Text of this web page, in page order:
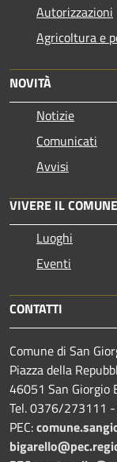
Autorizzazioni
Agricoltura e
NOVITÀ
Notizie
Comunicati
Avvisi
VIVERE IL COMUNE
Luoghi
Eventi
CONTATTI
Comune di San
Piazza della
46051 San Giorgio
Tel. 0376/273111
PEC: